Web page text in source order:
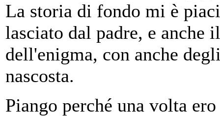
La storia di fondo mi è
lasciato dal padre, e anche
dell'enigma, con anche
nascosta.
Piango perché una volta